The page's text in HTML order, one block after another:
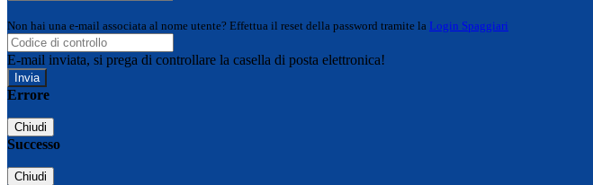
Non hai una e-mail associata al nome utente? Effettua il reset della password tramite la Login Spaggiari
E-mail inviata, si prega di controllare la casella di posta elettronica!
Errore
Chiudi
Successo
Chiudi